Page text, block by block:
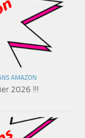
AMAZON
2026 !!!